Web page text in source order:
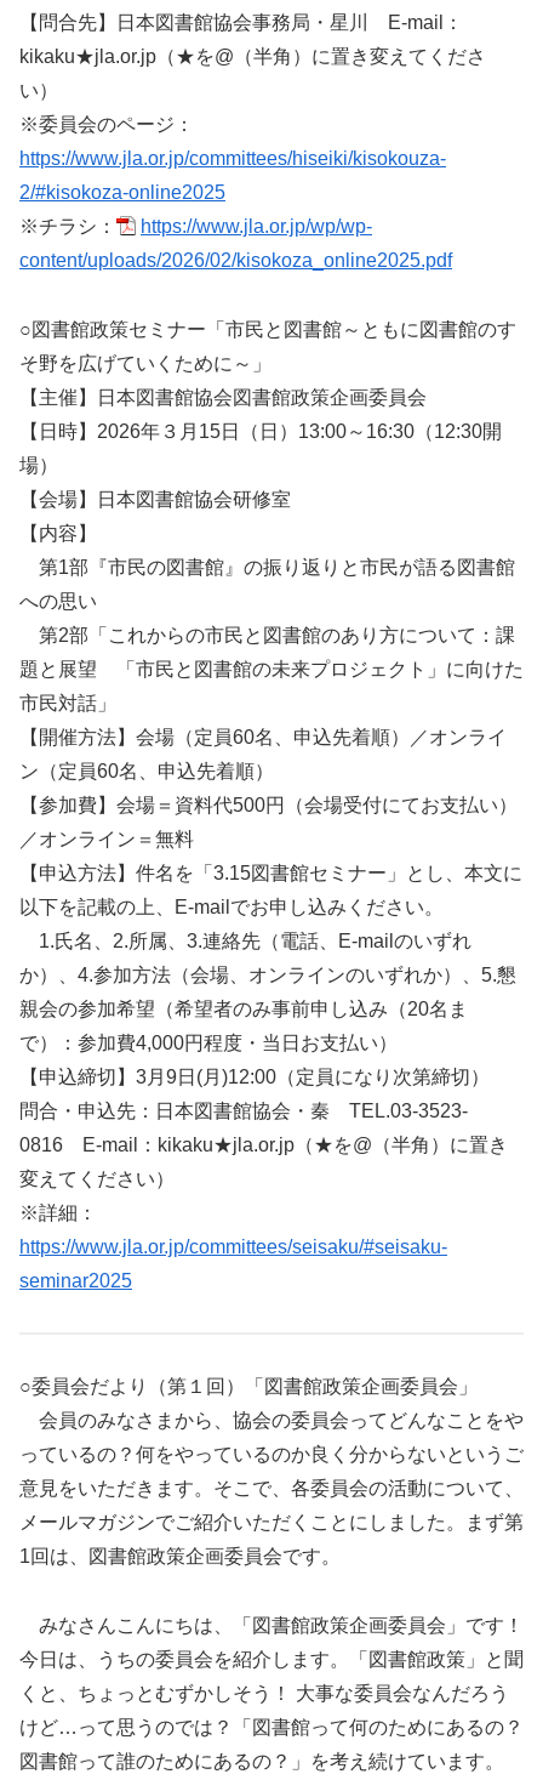
【問合先】日本図書館協会事務局・星川 E-mail：
kikaku★jla.or.jp（★を@（半角）に置き変えてくださ
い）
※委員会のページ：
https://www.jla.or.jp/committees/hiseiki/kisokouza-
2/#kisokoza-online2025
※チラシ：
https://www.jla.or.jp/wp/wp-
content/uploads/2026/02/kisokoza_online2025.pdf
○図書館政策セミナー「市民と図書館～ともに図書館のす
そ野を広げていくために～」
【主催】日本図書館協会図書館政策企画委員会
【日時】2026年３月15日（日）13:00～16:30（12:30開
場）
【会場】日本図書館協会研修室
【内容】
第1部『市民の図書館』の振り返りと市民が語る図書館
への思い
第2部「これからの市民と図書館のあり方について：課
題と展望 「市民と図書館の未来プロジェクト」に向けた
市民対話」
【開催方法】会場（定員60名、申込先着順）／オンライ
ン（定員60名、申込先着順）
【参加費】会場＝資料代500円（会場受付にてお支払い）
／オンライン＝無料
【申込方法】件名を「3.15図書館セミナー」とし、本文に
以下を記載の上、E-mailでお申し込みください。
1.氏名、2.所属、3.連絡先（電話、E-mailのいずれ
か）、4.参加方法（会場、オンラインのいずれか）、5.懇
親会の参加希望（希望者のみ事前申し込み（20名ま
で）：参加費4,000円程度・当日お支払い）
【申込締切】3月9日(月)12:00（定員になり次第締切）
問合・申込先：日本図書館協会・秦 TEL.03-3523-
0816 E-mail：kikaku★jla.or.jp（★を@（半角）に置き
変えてください）
※詳細：
https://www.jla.or.jp/committees/seisaku/#seisaku-
seminar2025
○委員会だより（第１回）「図書館政策企画委員会」
会員のみなさまから、協会の委員会ってどんなことをや
っているの？何をやっているのか良く分からないというご
意見をいただきます。そこで、各委員会の活動について、
メールマガジンでご紹介いただくことにしました。まず第
1回は、図書館政策企画委員会です。
みなさんこんにちは、「図書館政策企画委員会」です！
今日は、うちの委員会を紹介します。「図書館政策」と聞
くと、ちょっとむずかしそう！ 大事な委員会なんだろう
けど…って思うのでは？「図書館って何のためにあるの？
図書館って誰のためにあるの？」を考え続けています。